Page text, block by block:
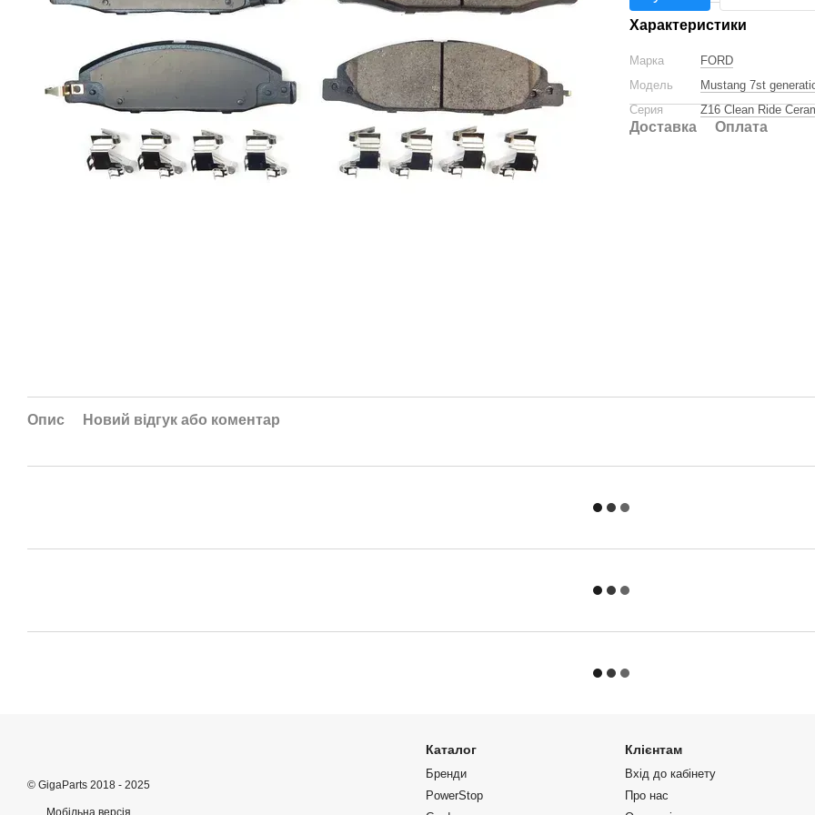
Характеристики
Марка
FORD
Модель
Mustang 7st
Серия
Z16 Clean Ride
Доставка Оплата
Опис Новий відгук або коментар
© GigaParts 2018 - 2025
Мобільна версія
Каталог
Бренди
PowerStop
Клієнтам
Вхід до кабінету
Про нас